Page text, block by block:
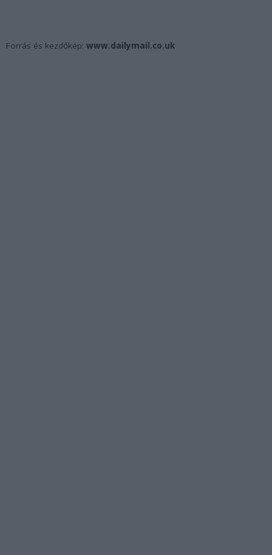
Forrás és kezdőkép: www.dailymail.co.uk